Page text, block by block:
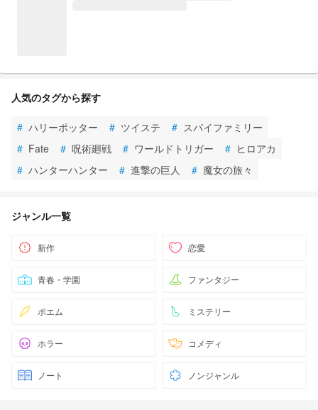
人気のタグから探す
# ハリーポッター # ツイステ # スパイファミリー
# Fate # 呪術廻戦 # ワールドトリガー # ヒロアカ
# ハンターハンター # 進撃の巨人 # 魔女の旅々
ジャンル一覧
新作 恋愛
青春・学園 ファンタジー
ポエム ミステリー
ホラー コメディ
ノート ノンジャンル